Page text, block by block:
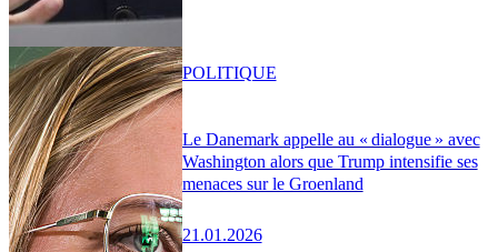
Le Danemark appelle au « dialogue » avec
Washington alors que Trump intensifie ses
menaces sur le Groenland
21.01.2026
POLITIQUE